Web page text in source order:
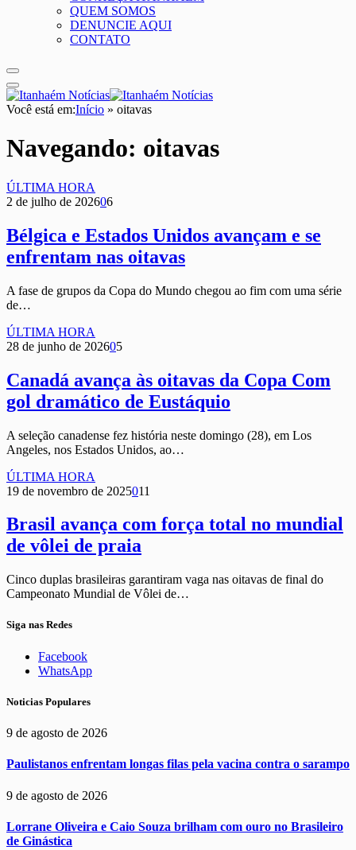
QUEM SOMOS
DENUNCIE AQUI
CONTATO
Você está em:Início » oitavas
Navegando: oitavas
ÚLTIMA HORA
2 de julho de 202606
Bélgica e Estados Unidos avançam e se
enfrentam nas oitavas
A fase de grupos da Copa do Mundo chegou ao fim com uma série
de…
ÚLTIMA HORA
28 de junho de 202605
Canadá avança às oitavas da Copa Com
gol dramático de Eustáquio
A seleção canadense fez história neste domingo (28), em Los
Angeles, nos Estados Unidos, ao…
ÚLTIMA HORA
19 de novembro de 2025011
Brasil avança com força total no mundial
de vôlei de praia
Cinco duplas brasileiras garantiram vaga nas oitavas de final do
Campeonato Mundial de Vôlei de…
Siga nas Redes
Facebook
WhatsApp
Noticias Populares
9 de agosto de 2026
Paulistanos enfrentam longas filas pela vacina contra o sarampo
9 de agosto de 2026
Lorrane Oliveira e Caio Souza brilham com ouro no Brasileiro
de Ginástica